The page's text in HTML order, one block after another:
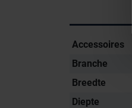
Accessoires
Branche
Breedte
Diepte